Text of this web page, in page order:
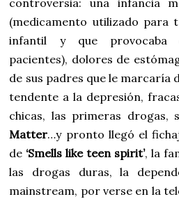
(medicamento utilizado para
infantil y que provocaba
pacientes), dolores de
de sus padres que le marcaría
tendente a la depresión,
chicas, las primeras drogas,
Matter…y pronto llegó el
de ‘Smells like teen spirit’, la
las drogas duras, la
mainstream, por verse en la